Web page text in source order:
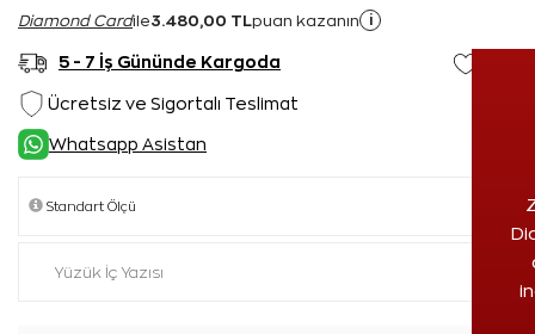
Diamond Cardile3.480,00 TL puan kazanın i
5 - 7 İş Gününde Kargoda
Ücretsiz ve Sigortalı Teslimat
Whatsapp Asistan